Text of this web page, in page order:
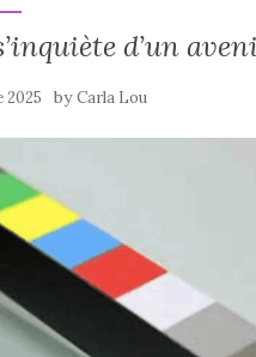
d’un
2025 byCarla Lou